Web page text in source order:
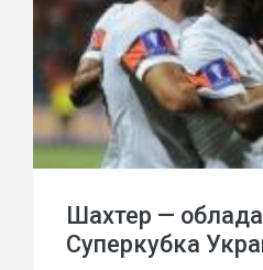
Шахтер —
Суперкубка